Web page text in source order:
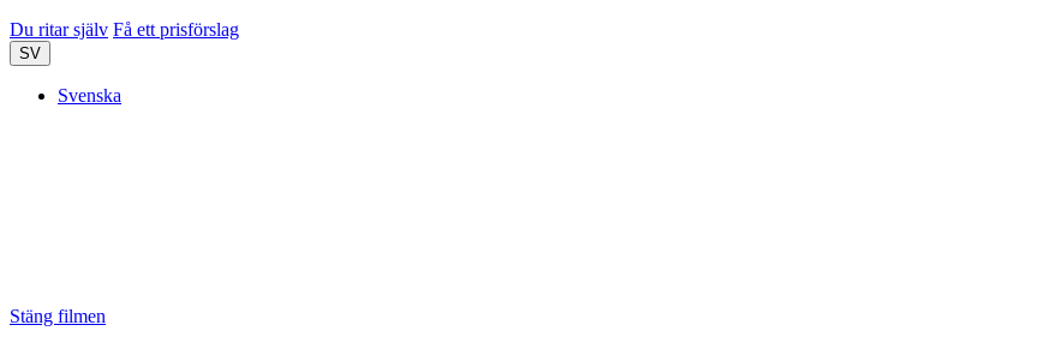
Du ritar själv Få ett prisförslag
SV
Svenska
Stäng filmen